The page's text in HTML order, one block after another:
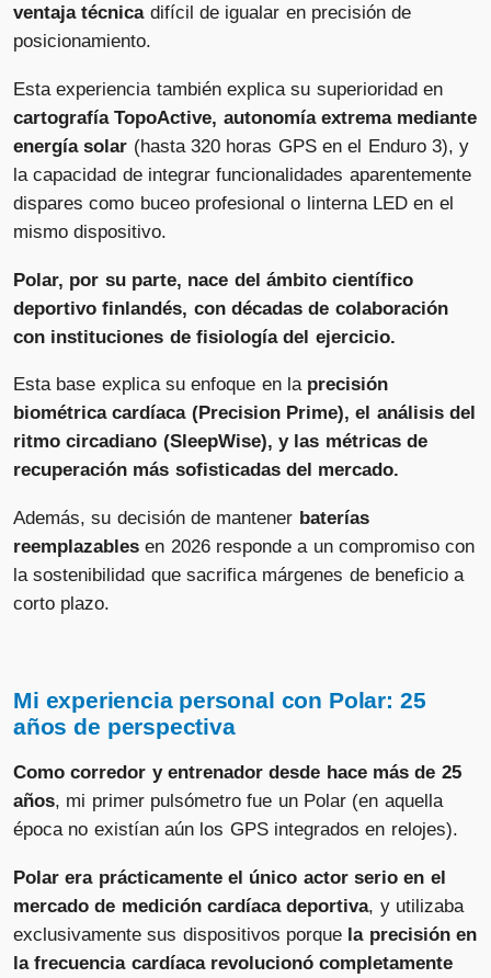
ventaja técnicadifícil de igualar en precisión de
posicionamiento. ​
Esta experiencia también explica su superioridad en
cartografía TopoActive, autonomía extrema mediante
energía solar (hasta 320 horas GPS en el Enduro 3), y
la capacidad de integrar funcionalidades aparentemente
dispares como buceo profesional o linterna LED en el
mismo dispositivo. ​
Polar, por su parte, nace del ámbito científico
deportivo finlandés, con décadas de colaboración
con instituciones de fisiología del ejercicio.
Esta base explica su enfoque en la precisión
biométrica cardíaca (Precision Prime), el análisis del
ritmo circadiano (SleepWise), y las métricas de
recuperación más sofisticadas del mercado.
Además, su decisión de mantener baterías
reemplazables en 2026 responde a un compromiso con
la sostenibilidad que sacrifica márgenes de beneficio a
corto plazo. ​
Mi experiencia personal con Polar: 25
años de perspectiva
Como corredor y entrenador desde hace más de 25
años, mi primer pulsómetro fue un Polar (en aquella
época no existían aún los GPS integrados en relojes).
Polar era prácticamente el único actor serio en el
mercado de medición cardíaca deportiva, y utilizaba
exclusivamente sus dispositivos porque la precisión en
la frecuencia cardíaca revolucionó completamente